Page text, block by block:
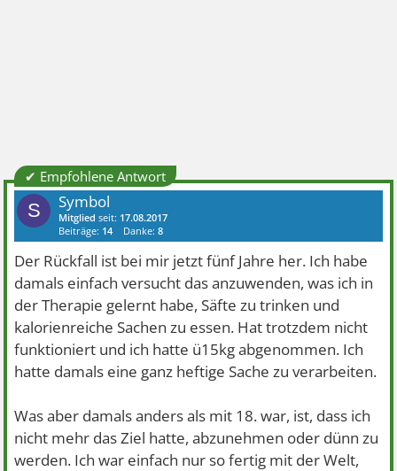
✔ Empfohlene Antwort
S Symbol
Mitglied seit: 17.08.2017
Beiträge: 14 Danke:8
Der Rückfall ist bei mir jetzt fünf Jahre her. Ich habe
damals einfach versucht das anzuwenden, was ich in
der Therapie gelernt habe, Säfte zu trinken und
kalorienreiche Sachen zu essen. Hat trotzdem nicht
funktioniert und ich hatte ü15kg abgenommen. Ich
hatte damals eine ganz heftige Sache zu verarbeiten.
Was aber damals anders als mit 18. war, ist, dass ich
nicht mehr das Ziel hatte, abzunehmen oder dünn zu
werden. Ich war einfach nur so fertig mit der Welt,